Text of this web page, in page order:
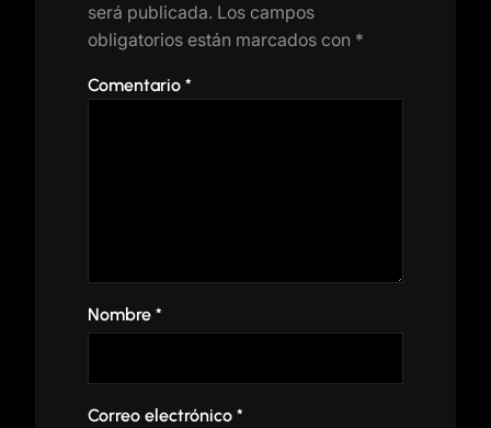
será publicada. Los campos
obligatorios están marcados con *
Comentario *
Nombre *
Correo electrónico *